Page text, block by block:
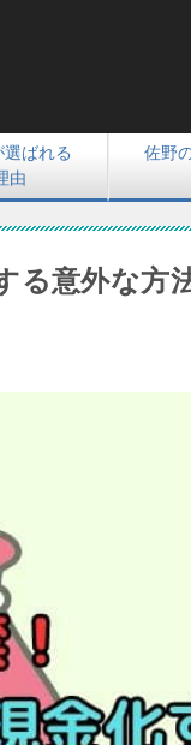
ばれる
由
佐野
る意外な方